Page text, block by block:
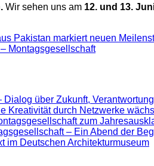
Wir sehen uns am 12. und 13.
Pakistan markiert neuen
Montagsgesellschaft
über Zukunft,
Kreativität durch Netzwerke
zum
– Ein Abend der
im Deutschen Architekturmuseum